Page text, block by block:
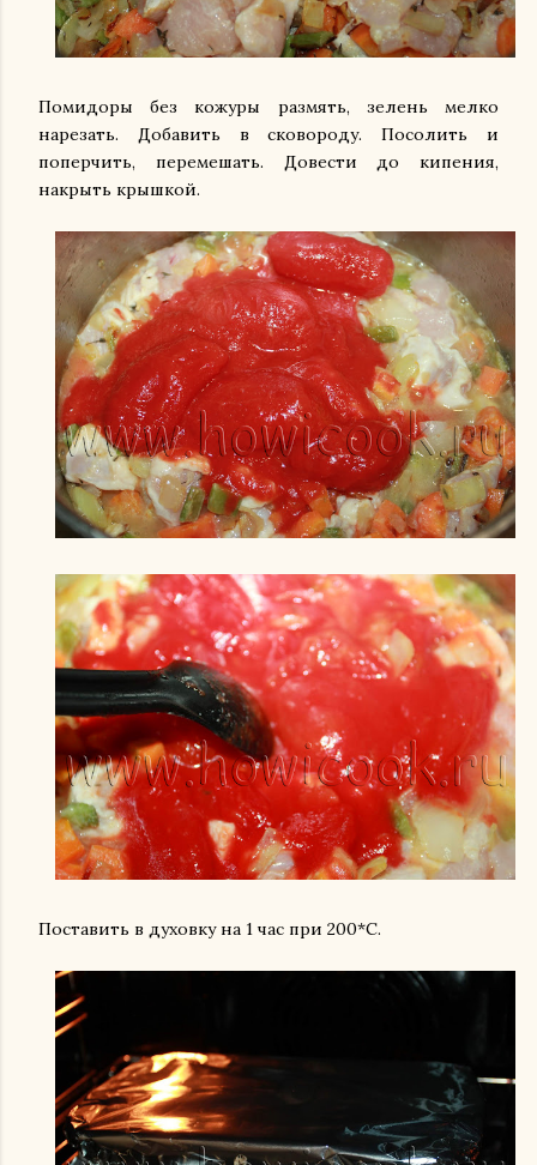
Помидоры без кожуры размять, зелень мелко
нарезать. Добавить в сковороду.Посолить и
поперчить, перемешать. Довести до кипения,
накрыть крышкой.
Поставить в духовку на 1 час при 200*С.